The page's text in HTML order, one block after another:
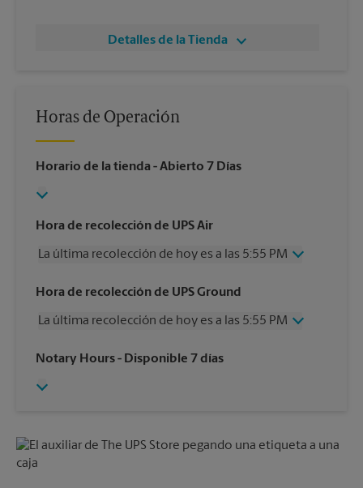
Detalles de la Tienda
Horas de Operación
Horario de la tienda - Abierto 7 Días
Hora de recolección de UPS Air
La última recolección de hoy es a las 5:55 PM
Miércoles
5:55 PM
Viernes
5:55 PM
Domingo
Sin Recolección
Hora de recolección de UPS Ground
La última recolección de hoy es a las 5:55 PM
Miércoles
5:55 PM
Viernes
Lunes
5:55 PM
Notary Hours- Disponible 7 días